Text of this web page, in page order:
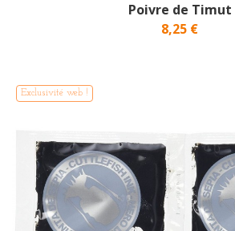
Poivre de Timut
8,25 €
Exclusivité web !